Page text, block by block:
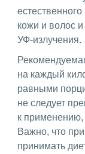
кожи и волос
УФ-излучения.
на каждый
равными
не следует
к применению,
Важно, что
принимать